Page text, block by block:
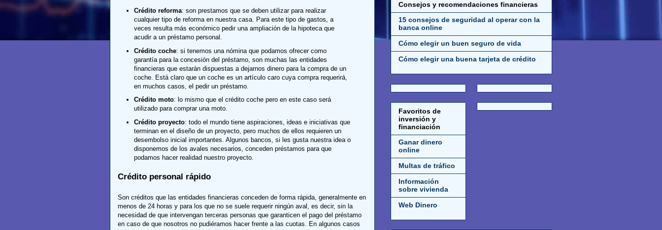
Crédito reforma: son prestamos que se deben utilizar para realizar
cualquier tipo de reforma en nuestra casa. Para este tipo de gastos, a
veces resulta más económico pedir una ampliación de la hipoteca que
acudir a un préstamo personal.
Crédito coche: si tenemos una nómina que podamos ofrecer como
garantía para la concesión del préstamo, son muchas las entidades
financieras que estarán dispuestas a dejarnos dinero para la compra de un
coche. Está claro que un coche es un artículo caro cuya compra requerirá,
en muchos casos, el pedir un préstamo.
Crédito moto: lo mismo que el crédito coche pero en este caso será
utilizado para comprar una moto.
Crédito proyecto: todo el mundo tiene aspiraciones, ideas e iniciativas que
terminan en el diseño de un proyecto, pero muchos de ellos requieren un
desembolso inicial importantes. Algunos bancos, si les gusta nuestra idea o
disponemos de los avales necesarios, conceden préstamos para que
podamos hacer realidad nuestro proyecto.
Crédito personal rápido
Son créditos que las entidades financieras conceden de forma rápida, generalmente en
menos de 24 horas y para los que no se suele requerir ningún aval, es decir, sin la
necesidad de que intervengan terceras personas que garanticen el pago del préstamo
en caso de que nosotros no pudiéramos hacer frente a las cuotas. En algunos casos
Consejos y recomendaciones financieras
15 consejos de seguridad al operar con la
banca online
Cómo elegir un buen seguro de vida
Cómo elegir una buena tarjeta de crédito
Favoritos de
inversión y
financiación
Ganar dinero
online
Multas de tráfico
Información
sobre vivienda
Web Dinero